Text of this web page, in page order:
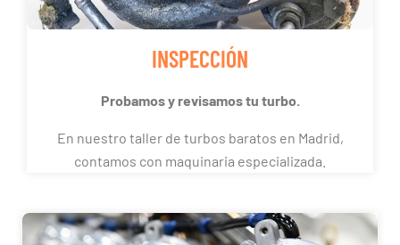
INSPECCIÓN
Probamos y revisamos tu turbo.
En nuestro taller de turbos baratos en Madrid,
contamos con maquinaria especializada.